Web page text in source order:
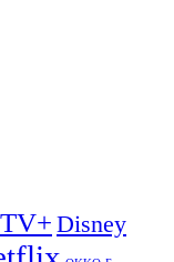
Disney